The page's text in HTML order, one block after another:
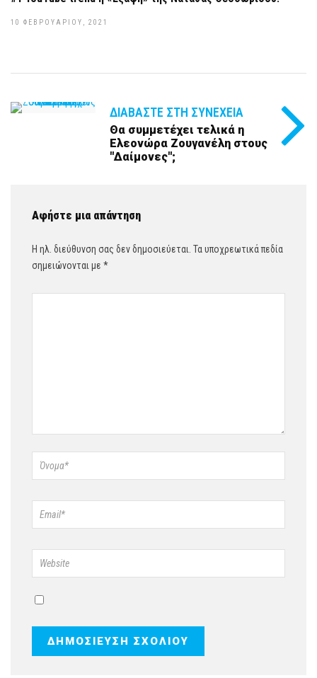
10 ΦΕΒΡΟΥΑΡΊΟΥ, 2021
ΔΙΑΒΆΣΤΕ ΣΤΗ ΣΥΝΈΧΕΙΑ
Θα συμμετέχει τελικά η
Ελεονώρα Ζουγανέλη στους
''Δαίμονες'';
Αφήστε μια απάντηση
Η ηλ. διεύθυνση σας δεν δημοσιεύεται. Τα υποχρεωτικά πεδία
σημειώνονται με *